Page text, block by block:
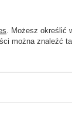
. Możesz określić
można znaleźć